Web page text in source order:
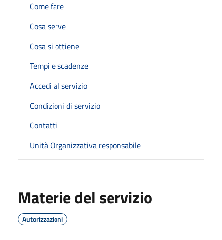
Come fare
Cosa serve
Cosa si ottiene
Tempi e scadenze
Accedi al servizio
Condizioni di servizio
Contatti
Unità Organizzativa responsabile
Materie del servizio
Autorizzazioni